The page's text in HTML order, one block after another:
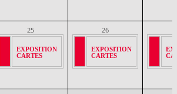
25
EXPOSITION
CARTES
26
EXPOSITION
CARTES